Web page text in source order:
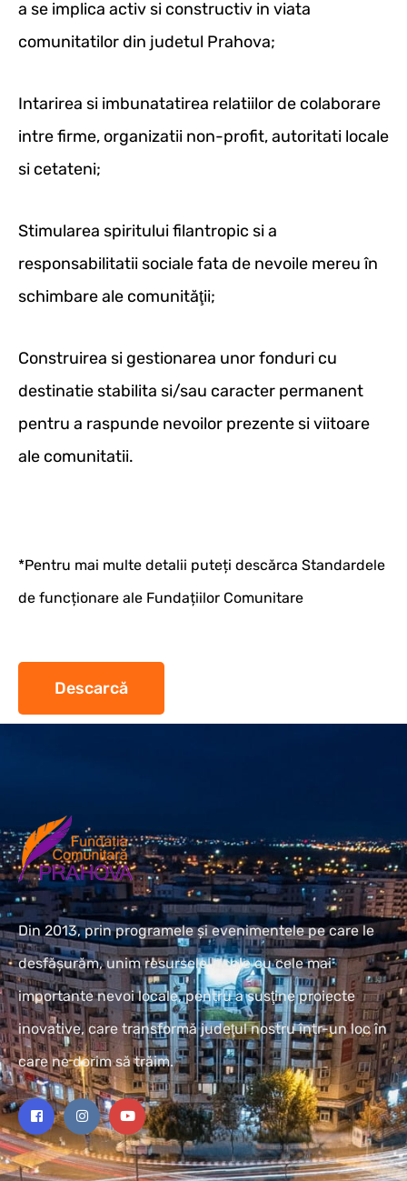
a se implica activ si constructiv in viata
comunitatilor din judetul Prahova;
Intarirea si imbunatatirea relatiilor de colaborare
intre firme, organizatii non-profit, autoritati locale
si cetateni;
Stimularea spiritului filantropic si a
responsabilitatii sociale fata de nevoile mereu în
schimbare ale comunităţii;
Construirea si gestionarea unor fonduri cu
destinatie stabilita si/sau caracter permanent
pentru a raspunde nevoilor prezente si viitoare
ale comunitatii.
*Pentru mai multe detalii puteți descărca Standardele
de funcționare ale Fundațiilor Comunitare
Descarcă
Din 2013, prin programele și evenimentele pe care le
desfășurăm, unim resursele locale cu cele mai
importante nevoi locale, pentru a susţine proiecte
inovative, care transformă judeţul nostru într-un loc în
care ne dorim să trăim.